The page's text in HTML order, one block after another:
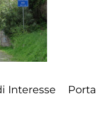
Interesse Porta